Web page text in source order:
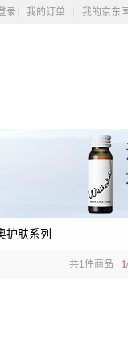
录 我的订单 我的京东
护肤系列
1/
共1件商品